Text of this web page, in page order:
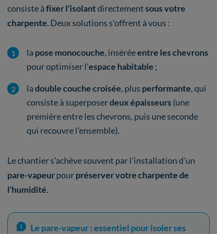
consiste àfixer l'isolantdirectementsous votre
charpente. Deux solutions s'offrent à vous :
la pose monocouche, inséréeentre les chevrons
pour optimiser l'espace habitable ;
ladouble couche croisée, plus performante, qui
consiste à superposerdeux épaisseurs (une
première entre les chevrons, puis une seconde
qui recouvre l'ensemble).
Le chantier s'achève souvent par l'installation d'un
pare-vapeurpourpréserver votre charpente de
l'humidité.
Le pare-vapeur : essentiel pour isoler ses